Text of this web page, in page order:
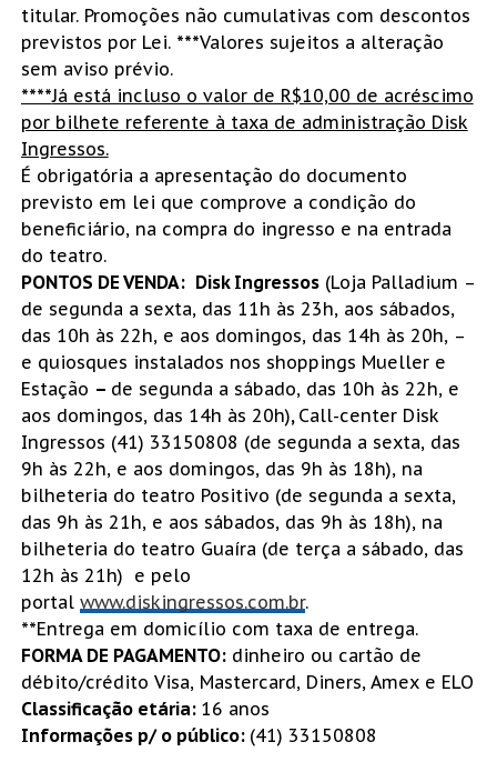
titular. Promoções não cumulativas com descontos
previstos por Lei. ***Valores sujeitos a alteração
sem aviso prévio.
****Já está incluso o valor de R$10,00 de acréscimo
por bilhete referente à taxa de administração Disk
Ingressos.
É obrigatória a apresentação do documento
previsto em lei que comprove a condição do
beneficiário, na compra do ingresso e na entrada
do teatro.
PONTOS DE VENDA: Disk Ingressos(Loja Palladium –
de segunda a sexta, das 11h às 23h, aos sábados,
das 10h às 22h, e aos domingos, das 14h às 20h, –
e quiosques instalados nos shoppings Mueller e
Estação – de segunda a sábado, das 10h às 22h, e
aos domingos, das 14h às 20h), Call-center Disk
Ingressos (41) 33150808 (de segunda a sexta, das
9h às 22h, e aos domingos, das 9h às 18h), na
bilheteria do teatro Positivo (de segunda a sexta,
das 9h às 21h, e aos sábados, das 9h às 18h), na
bilheteria do teatro Guaíra (de terça a sábado, das
12h às 21h) e pelo
portal www.diskingressos.com.br.
**Entrega em domicílio com taxa de entrega.
FORMA DE PAGAMENTO:dinheiro ou cartão de
débito/crédito Visa, Mastercard, Diners, Amex e ELO
Classificação etária: 16 anos
Informações p/ o público: (41) 33150808